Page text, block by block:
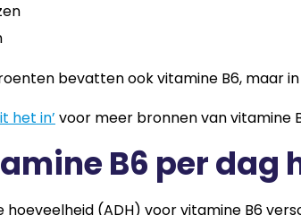
bevatten ook vitamine B6, maar
het in’ voor meer bronnen van vitamine
B6 per dag
hoeveelheid (ADH) voor vitamine B6